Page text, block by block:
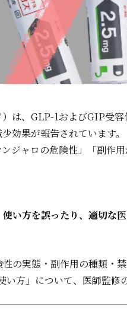
は、GLP-1およびGIP受
効果が報告されています。
ジャロの危険性」「副作
い方を誤ったり、適切な
の実態・副作用の種類・
方」について、医師監修